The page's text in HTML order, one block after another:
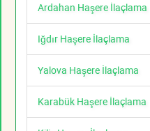
Ardahan Haşere İlaçlama
Iğdır Haşere İlaçlama
Yalova Haşere İlaçlama
Karabük Haşere İlaçlama